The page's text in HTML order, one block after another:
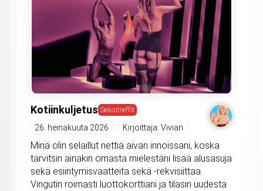
Kotiinkuljetus Seksitreffit
26. heinäkuuta 2026 Kirjoittaja: Vivian
Minä olin selaillut nettiä aivan innoissani, koska
tarvitsin ainakin omasta mielestäni lisää alusasuja
sekä esiintymisvaatteita sekä -rekvisiittaa.
Vingutin roimasti luottokorttiani ja tilasin uudesta